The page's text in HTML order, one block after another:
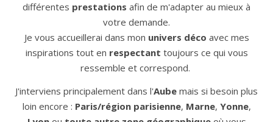
différentes prestations afin de m'adapter au mieux à
votre demande.
Je vous accueillerai dans mon univers déco avec mes
inspirations tout en respectant toujours ce qui vous
ressemble et correspond.
J'interviens principalement dans l'Aube mais si besoin plus
loin encore : Paris/région parisienne, Marne, Yonne,